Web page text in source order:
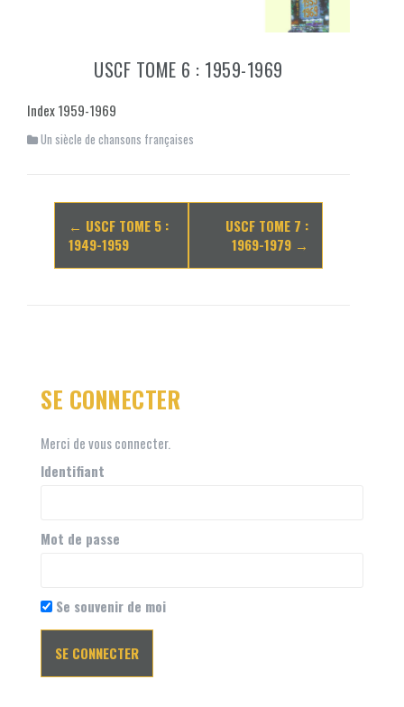
USCF TOME 6 : 1959-1969
Index 1959-1969
Un siècle de chansons françaises
Navigation
d'article
← USCF TOME 5 :
1949-1959
USCF TOME 7 :
1969-1979 →
SE CONNECTER
Merci de vous connecter.
Identifiant
Mot de passe
Se souvenir de moi